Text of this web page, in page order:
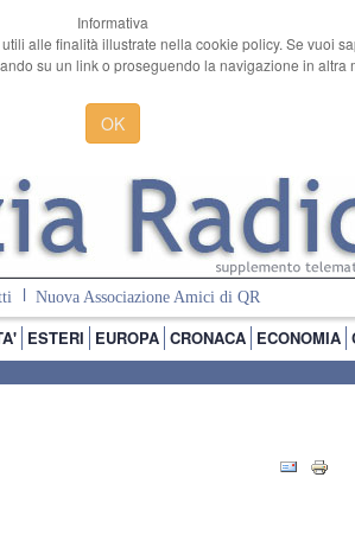
Informativa
alle finalità illustrate nella cookie policy. Se vuoi
su un link o proseguendo la navigazione in altra
OK
Nuova Associazione Amici di QR
ESTERI EUROPA CRONACA ECONOMIA